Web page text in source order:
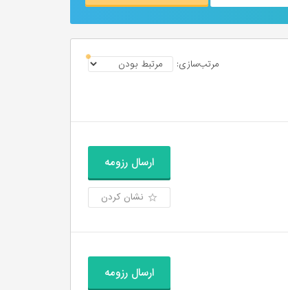
مرتب‌سازی:
ارسال رزومه
نشان کردن
ارسال رزومه